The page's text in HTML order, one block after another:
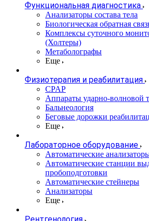
Функциональная диагностика
Анализаторы состава тела
Биологическая обратная
Комплексы суточного
(Холтеры)
Метаболографы
Еще
Физиотерапия и реабилитация
CPAP
Аппараты ударно-волновой
Бальнеология
Беговые дорожки
Еще
Лабораторное оборудование
Автоматические
Автоматические станции
пробоподготовки
Автоматические стейнеры
Анализаторы
Еще